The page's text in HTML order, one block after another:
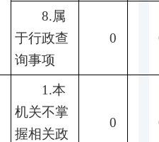
8.属
于行政查
询事项
0
1.本
机关不掌
握相关政
0